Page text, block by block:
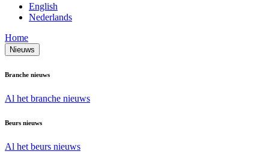
English
Nederlands
Home
Nieuws
Branche nieuws
Al het branche nieuws
Beurs nieuws
Al het beurs nieuws